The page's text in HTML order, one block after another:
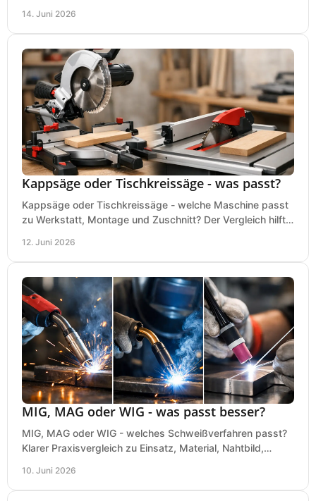
14. Juni 2026
Kappsäge oder Tischkreissäge - was passt?
Kappsäge oder Tischkreissäge - welche Maschine passt
zu Werkstatt, Montage und Zuschnitt? Der Vergleich hilft
12. Juni 2026
MIG, MAG oder WIG - was passt besser?
MIG, MAG oder WIG - welches Schweißverfahren passt?
Klarer Praxisvergleich zu Einsatz, Material, Nahtbild,
10. Juni 2026